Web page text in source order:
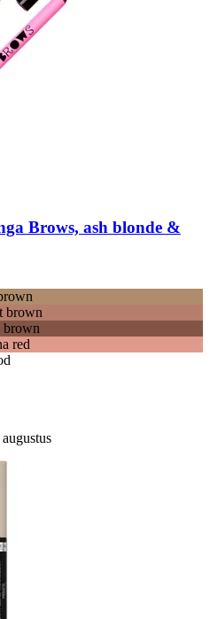
Brows, ash blonde &
brown
brown
red